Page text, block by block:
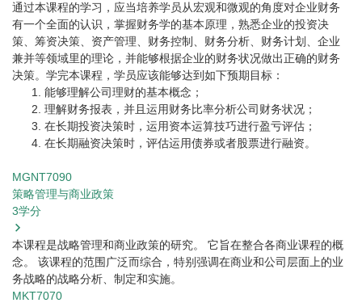
通过本课程的学习，应当培养学员从宏观和微观的角度对企业财务
有一个全面的认识，掌握财务学的基本原理，熟悉企业的投资决
策、筹资决策、资产管理、财务控制、财务分析、财务计划、企业
兼并等领域里的理论，并能够根据企业的财务状况做出正确的财务
决策。学完本课程，学员应该能够达到如下预期目标：
能够理解公司理财的基本概念；
理解财务报表，并且运用财务比率分析公司财务状况；
在长期投资决策时，运用资本运算技巧进行盈亏评估；
在长期融资决策时，评估运用债券或者股票进行融资。
MGNT7090
策略管理与商业政策
3学分
本课程是战略管理和商业政策的研究。 它旨在整合各商业课程的概
念。 该课程的范围广泛而综合，特别强调在商业和公司层面上的业
务战略的战略分析、制定和实施。
MKT7070